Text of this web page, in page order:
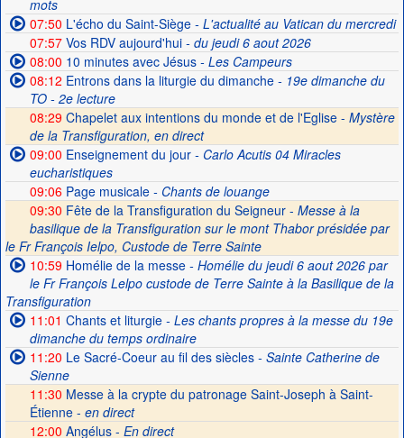
mots
07:50 L'écho du Saint-Siège- L'actualité au Vatican du mercredi
07:57Vos RDV aujourd'hui- du jeudi 6 aout 2026
08:00 10 minutes avec Jésus- Les Campeurs
08:12 Entrons dans la liturgie du dimanche- 19e dimanche du
TO - 2e lecture
08:29 Chapelet aux intentions du monde et de l'Eglise - Mystère
de la Transfiguration, en direct
09:00 Enseignement du jour- Carlo Acutis 04 Miracles
eucharistiques
09:06Page musicale- Chants de louange
09:30 Fête de la Transfiguration du Seigneur - Messe à la
basilique de la Transfiguration sur le mont Thabor présidée par
le Fr François Ielpo, Custode de Terre Sainte
10:59Homélie de la messe- Homélie du jeudi 6 aout 2026 par
le Fr François Lelpo custode de Terre Sainte à la Basilique de la
Transfiguration
11:01 Chants et liturgie- Les chants propres à la messe du 19e
dimanche du temps ordinaire
11:20 Le Sacré-Coeur au fil des siècles- Sainte Catherine de
Sienne
11:30 Messe à la crypte du patronage Saint-Joseph à Saint-
Étienne - en direct
12:00 Angélus - En direct